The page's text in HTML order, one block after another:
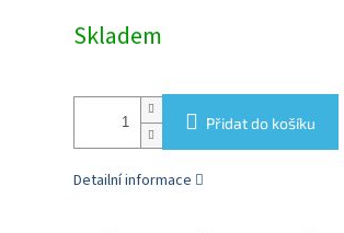
cena:
Skladem
Přidat do košíku
Detailní informace